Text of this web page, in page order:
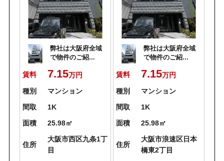
弊社は大阪府全域
で物件のご紹...
賃料 7.15万円
種別
マンション
間取
1K
面積
25.98㎡
住所
大阪市西区九条1丁
目
弊社は大阪府全域
で物件のご紹...
賃料 7.15万円
種別
マンション
間取
1K
面積
25.98㎡
住所
大阪市浪速区日本
橋東2丁目